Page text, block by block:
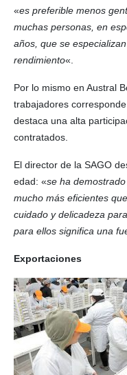
«es preferible menos
muchas personas, en
años, que se
rendimiento«.
Por lo mismo en Austral
trabajadores
destaca una alta
contratados.
El director de la SAGO
edad: «se ha
mucho más eficientes
cuidado y delicadeza
para ellos significa una
Exportaciones